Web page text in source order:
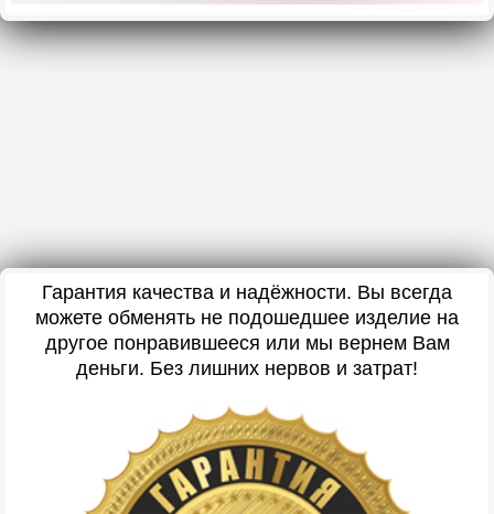
Гарантия качества и надёжности. Вы всегда
можете обменять не подошедшее изделие на
другое понравившееся или мы вернем Вам
деньги. Без лишних нервов и затрат!